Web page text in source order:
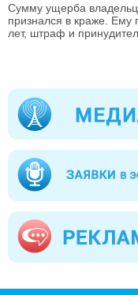
Сумму ущерба
признался в краже. Ему
лет, штраф и